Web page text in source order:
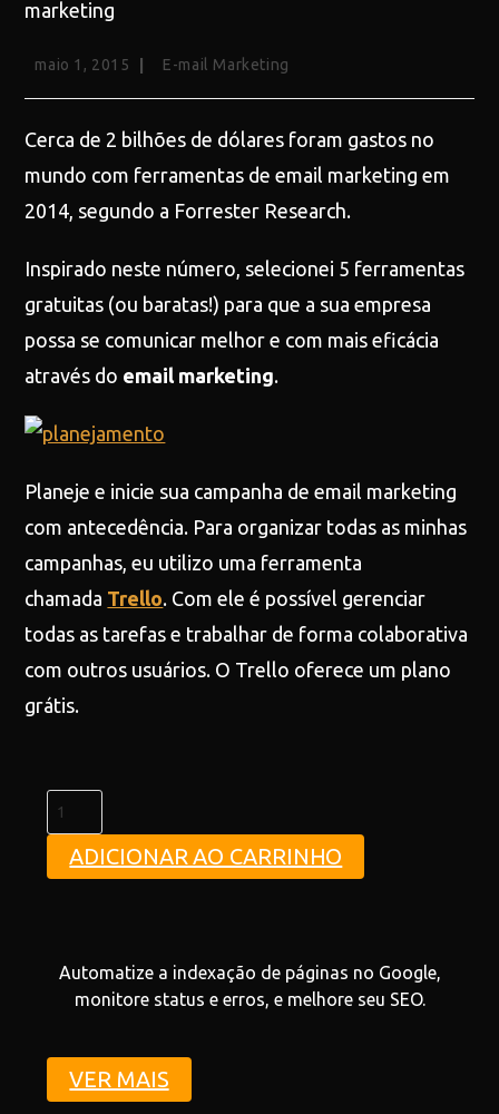
maio 1, 2015 E-mail Marketing
Cerca de 2 bilhões de dólares foram gastos no
mundo com ferramentas de email marketing em
2014, segundo a Forrester Research.
Inspirado neste número, selecionei 5 ferramentas
gratuitas (ou baratas!) para que a sua empresa
possa se comunicar melhor e com mais eficácia
através do email marketing.
Planeje e inicie sua campanha de email marketing
com antecedência. Para organizar todas as minhas
campanhas, eu utilizo uma ferramenta
chamada Trello. Com ele é possível gerenciar
todas as tarefas e trabalhar de forma colaborativa
com outros usuários. O Trello oferece um plano
grátis.
ADICIONAR AO CARRINHO
Automatize a indexação de páginas no Google,
monitore status e erros, e melhore seu SEO.
VER MAIS